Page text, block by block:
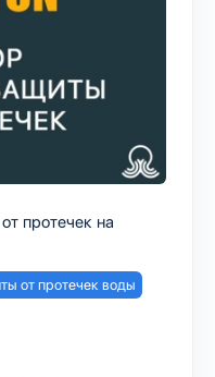
протечек на
от протечек воды